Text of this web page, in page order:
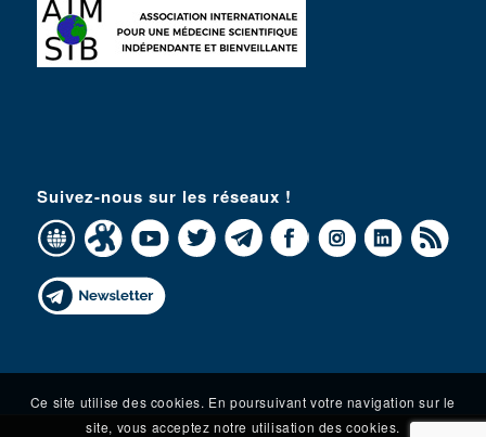
Suivez-nous sur les réseaux !
Ce site utilise des cookies. En poursuivant votre navigation sur le
site, vous acceptez notre utilisation des cookies.